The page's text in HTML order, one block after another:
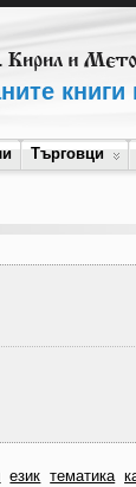
Търговци
език тематика